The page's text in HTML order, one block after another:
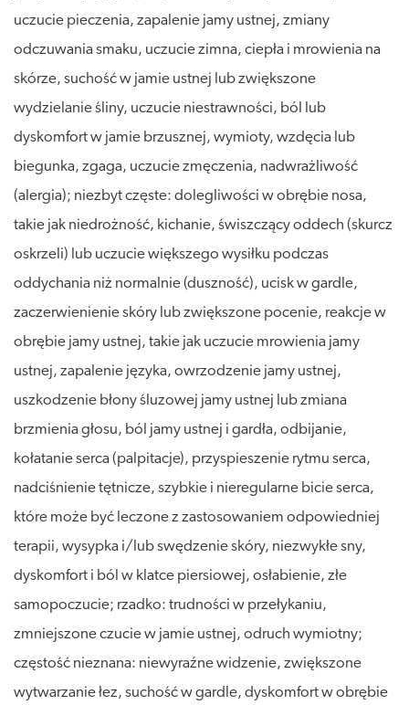
uczucie pieczenia, zapalenie jamy ustnej, zmiany
odczuwania smaku, uczucie zimna, ciepła i mrowienia na
skórze, suchość w jamie ustnej lub zwiększone
wydzielanie śliny, uczucie niestrawności, ból lub
dyskomfort w jamie brzusznej, wymioty, wzdęcia lub
biegunka, zgaga, uczucie zmęczenia, nadwrażliwość
(alergia); niezbyt częste: dolegliwości w obrębie nosa,
takie jak niedrożność, kichanie, świszczący oddech (skurcz
oskrzeli) lub uczucie większego wysiłku podczas
oddychania niż normalnie (duszność), ucisk w gardle,
zaczerwienienie skóry lub zwiększone pocenie, reakcje w
obrębie jamy ustnej, takie jak uczucie mrowienia jamy
ustnej, zapalenie języka, owrzodzenie jamy ustnej,
uszkodzenie błony śluzowej jamy ustnej lub zmiana
brzmienia głosu, ból jamy ustnej i gardła, odbijanie,
kołatanie serca (palpitacje), przyspieszenie rytmu serca,
nadciśnienie tętnicze, szybkie i nieregularne bicie serca,
które może być leczone z zastosowaniem odpowiedniej
terapii, wysypka i/lub swędzenie skóry, niezwykłe sny,
dyskomfort i ból w klatce piersiowej, osłabienie, złe
samopoczucie; rzadko: trudności w przełykaniu,
zmniejszone czucie w jamie ustnej, odruch wymiotny;
częstość nieznana: niewyraźne widzenie, zwiększone
wytwarzanie łez, suchość w gardle, dyskomfort w obrębie